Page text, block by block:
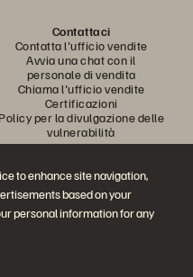
to enhance site navigation,
based on your
personal information for any
Contattaci
Contatta l'ufficio vendite
Avvia una chat con il
personale di vendita
Chiama l'ufficio vendite
Certificazioni
Policy per la divulgazione delle
vulnerabilità
ufficiali di Everpure